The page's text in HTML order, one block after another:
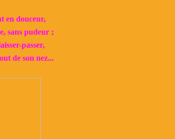
en douceur,
sans pudeur ;
passer,
de son nez...